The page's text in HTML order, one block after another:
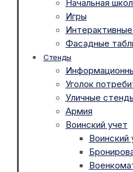
Начальная
Игры
Фасадные
Стенды
Уголок
Уличные
Армия
Воинский учет
Воинский